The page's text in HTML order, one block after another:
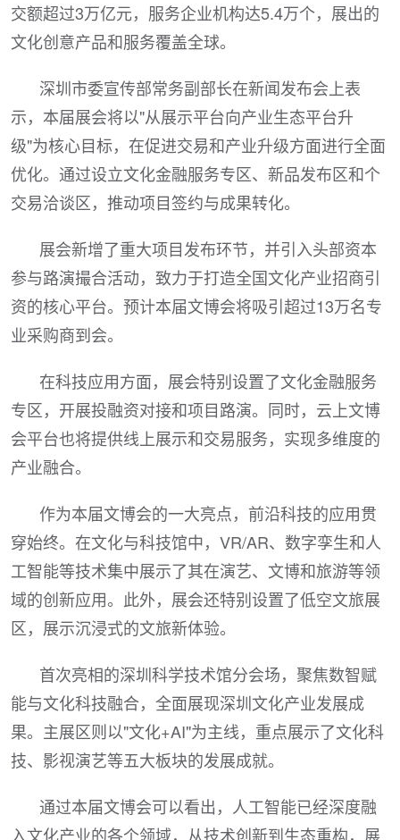
交额超过3万亿元，服务企业机构达5.4万个，展出的
文化创意产品和服务覆盖全球。
深圳市委宣传部常务副部长在新闻发布会上表
示，本届展会将以"从展示平台向产业生态平台升
级"为核心目标，在促进交易和产业升级方面进行全面
优化。通过设立文化金融服务专区、新品发布区和个
交易洽谈区，推动项目签约与成果转化。
展会新增了重大项目发布环节，并引入头部资本
参与路演撮合活动，致力于打造全国文化产业招商引
资的核心平台。预计本届文博会将吸引超过13万名专
业采购商到会。
在科技应用方面，展会特别设置了文化金融服务
专区，开展投融资对接和项目路演。同时，云上文博
会平台也将提供线上展示和交易服务，实现多维度的
产业融合。
作为本届文博会的一大亮点，前沿科技的应用贯
穿始终。在文化与科技馆中，VR/AR、数字孪生和人
工智能等技术集中展示了其在演艺、文博和旅游等领
域的创新应用。此外，展会还特别设置了低空文旅展
区，展示沉浸式的文旅新体验。
首次亮相的深圳科学技术馆分会场，聚焦数智赋
能与文化科技融合，全面展现深圳文化产业发展成
果。主展区则以"文化+AI"为主线，重点展示了文化科
技、影视演艺等五大板块的发展成就。
通过本届文博会可以看出，人工智能已经深度融
入文化产业的各个领域，从技术创新到生态重构，展